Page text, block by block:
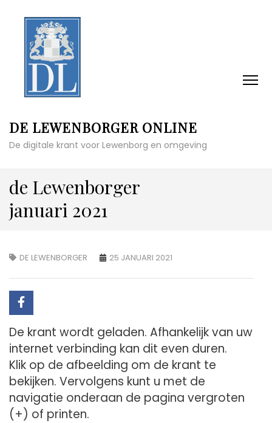
DE LEWENBORGER ONLINE
De digitale krant voor Lewenborg en omgeving
de Lewenborger
januari 2021
DE LEWENBORGER 25 JANUARI 2021
De krant wordt geladen. Afhankelijk van uw
internet verbinding kan dit even duren.
Klik op de afbeelding om de krant te
bekijken. Vervolgens kunt u met de
navigatie onderaan de pagina vergroten
(+) of printen.